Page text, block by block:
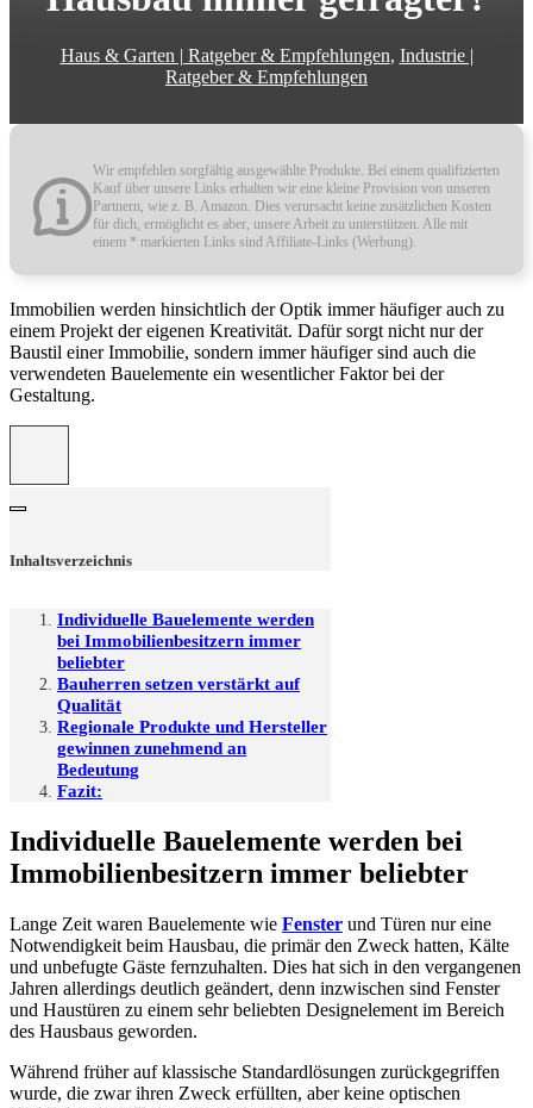
Haus & Garten | Ratgeber & Empfehlungen, Industrie |
Ratgeber & Empfehlungen
Wir empfehlen sorgfältig ausgewählte Produkte. Bei einem qualifizierten
Kauf über unsere Links erhalten wir eine kleine Provision von unseren
Partnern, wie z. B. Amazon. Dies verursacht keine zusätzlichen Kosten
für dich, ermöglicht es aber, unsere Arbeit zu unterstützen. Alle mit
einem * markierten Links sind Affiliate-Links (Werbung).
Immobilien werden hinsichtlich der Optik immer häufiger auch zu
einem Projekt der eigenen Kreativität. Dafür sorgt nicht nur der
Baustil einer Immobilie, sondern immer häufiger sind auch die
verwendeten Bauelemente ein wesentlicher Faktor bei der
Gestaltung.
Inhaltsverzeichnis
Individuelle Bauelemente werden
bei Immobilienbesitzern immer
beliebter
Bauherren setzen verstärkt auf
Qualität
Regionale Produkte und Hersteller
gewinnen zunehmend an
Bedeutung
Fazit:
Individuelle Bauelemente werden bei
Immobilienbesitzern immer beliebter
Lange Zeit waren Bauelemente wie Fenster und Türen nur eine
Notwendigkeit beim Hausbau, die primär den Zweck hatten, Kälte
und unbefugte Gäste fernzuhalten. Dies hat sich in den vergangenen
Jahren allerdings deutlich geändert, denn inzwischen sind Fenster
und Haustüren zu einem sehr beliebten Designelement im Bereich
des Hausbaus geworden.
Während früher auf klassische Standardlösungen zurückgegriffen
wurde, die zwar ihren Zweck erfüllten, aber keine optischen